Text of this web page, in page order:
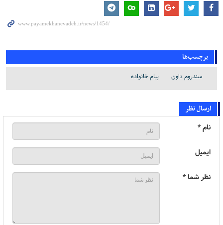
برچسب‌ها
سندروم داون پیام خانواده
ارسال نظر
نام *
ایمیل
نظر شما *